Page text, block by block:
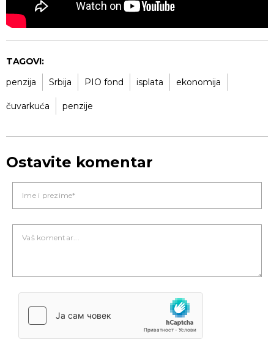
TAGOVI:
penzija
Srbijа PIO fond isplata ekonomija
čuvarkuća penzije
Ostavite komentar